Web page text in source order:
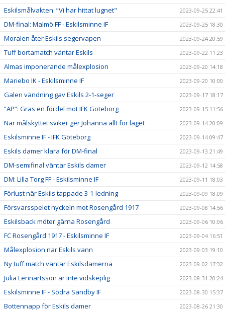
Eskilsmålvakten: ”Vi har hittat lugnet" 2023-09-25 22:41
DM-final: Malmö FF - Eskilsminne IF 2023-09-25 18:30
Moralen åter Eskils segervapen 2023-09-24 20:59
Tuff bortamatch väntar Eskils 2023-09-22 11:23
Almas imponerande målexplosion 2023-09-20 14:18
Mariebo IK - Eskilsminne IF 2023-09-20 10:00
Galen vändning gav Eskils 2-1-seger 2023-09-17 18:17
”AP”: Gräs en fördel mot IFK Göteborg 2023-09-15 11:56
När målskyttet sviker ger Johanna allt för laget 2023-09-14 20:09
Eskilsminne IF - IFK Göteborg 2023-09-14 09:47
Eskils damer klara för DM-final 2023-09-13 21:49
DM-semifinal väntar Eskils damer 2023-09-12 14:58
DM: Lilla Torg FF - Eskilsminne IF 2023-09-11 18:03
Förlust när Eskils tappade 3-1-ledning 2023-09-09 18:09
Försvarsspelet nyckeln mot Rosengård 1917 2023-09-08 14:56
Eskilsback möter gärna Rosengård 2023-09-06 10:06
FC Rosengård 1917 - Eskilsminne IF 2023-09-04 16:51
Målexplosion när Eskils vann 2023-09-03 19:10
Ny tuff match väntar Eskilsdamerna 2023-09-02 17:32
Julia Lennartsson är inte vidskeplig 2023-08-31 20:24
Eskilsminne IF - Södra Sandby IF 2023-08-30 15:37
Bottennapp för Eskils damer 2023-08-26 21:30